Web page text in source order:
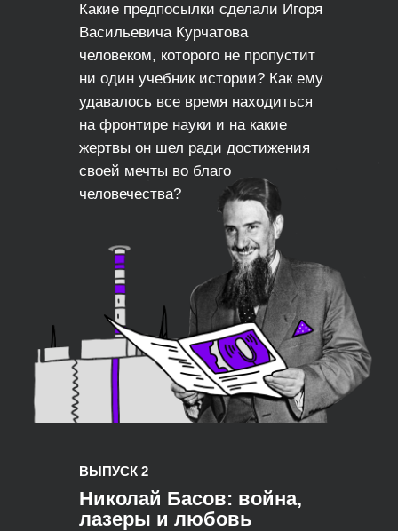
Какие предпосылки сделали Игоря
Васильевича Курчатова
человеком, которого не пропустит
ни один учебник истории? Как ему
удавалось все время находиться
на фронтире науки и на какие
жертвы он шел ради достижения
своей мечты во благо
человечества?
ВЫПУСК 2
Николай Басов: война,
лазеры и любовь